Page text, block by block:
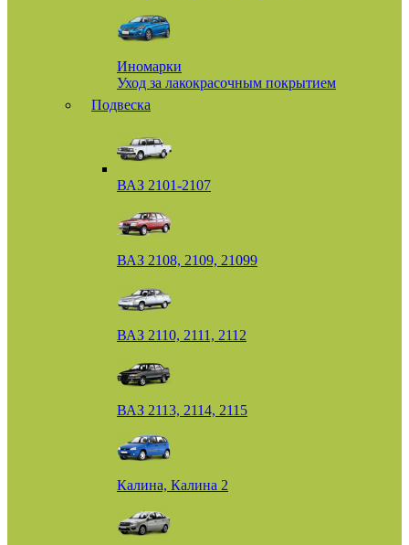
Иномарки
Уход за лакокрасочным покрытием
Подвеска
ВАЗ 2101-2107
ВАЗ 2108, 2109, 21099
ВАЗ 2110, 2111, 2112
ВАЗ 2113, 2114, 2115
Калина, Калина 2